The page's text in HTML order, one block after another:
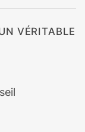
VÉRITABLE